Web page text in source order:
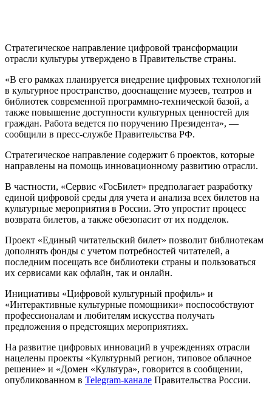
Стратегическое направление цифровой трансформации
отрасли культуры утверждено в Правительстве страны.
«В его рамках планируется внедрение цифровых технологий
в культурное пространство, дооснащение музеев, театров и
библиотек современной программно-технической базой, а
также повышение доступности культурных ценностей для
граждан. Работа ведется по поручению Президента», —
сообщили в пресс-службе Правительства РФ.
Стратегическое направление содержит 6 проектов, которые
направлены на помощь инновационному развитию отрасли.
В частности, «Сервис «ГосБилет» предполагает разработку
единой цифровой среды для учета и анализа всех билетов на
культурные мероприятия в России. Это упростит процесс
возврата билетов, а также обезопасит от их подделок.
Проект «Единый читательский билет» позволит библиотекам
дополнять фонды с учетом потребностей читателей, а
последним посещать все библиотеки страны и пользоваться
их сервисами как офлайн, так и онлайн.
Инициативы «Цифровой культурный профиль» и
«Интерактивные культурные помощники» поспособствуют
профессионалам и любителям искусства получать
предложения о предстоящих мероприятиях.
На развитие цифровых инноваций в учреждениях отрасли
нацелены проекты «Культурный регион, типовое облачное
решение» и «Домен «Культура», говорится в сообщении,
опубликованном в Telegram-канале Правительства России.